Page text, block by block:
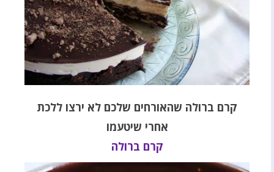
קרם ברולה שהאורחים שלכם לא ירצו ללכת
אחרי שיטעמו
קרם ברולה